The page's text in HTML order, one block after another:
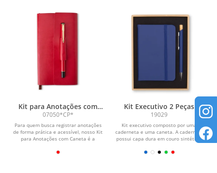
Kit para Anotações com
Caneta
07050*CP*
Para quem busca registrar anotações
de forma prática e acessível, nosso Kit
para Anotações com Caneta é a
Kit Executivo 2 Peças
19029
Kit executivo composto por uma
caderneta e uma caneta. A caderneta
possui capa dura em couro sintético,